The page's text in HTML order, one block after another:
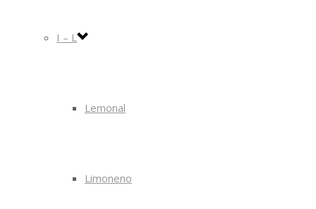
I – L
Lemonal
Limoneno